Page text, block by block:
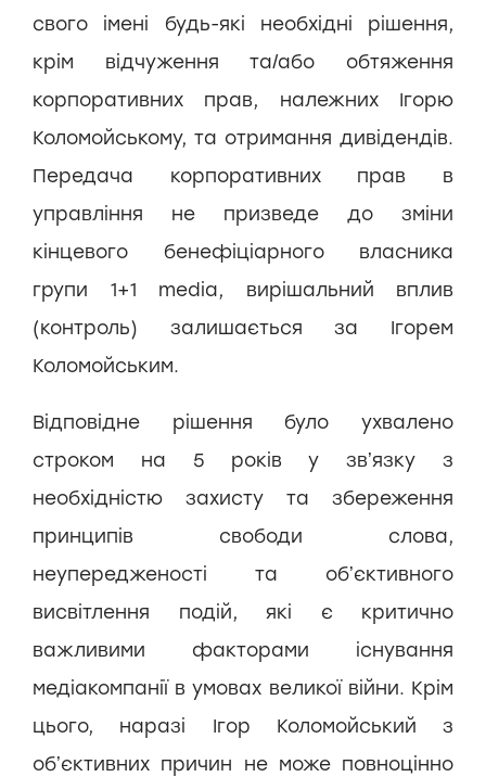
свого імені будь-які необхідні рішення,
крім відчуження та/або обтяження
корпоративних прав, належних Ігорю
Коломойському, та отримання дивідендів.
Передача корпоративних прав в
управління не призведе до зміни
кінцевого бенефіціарного власника
групи 1+1 media, вирішальний вплив
(контроль) залишається за Ігорем
Коломойським.
Відповідне рішення було ухвалено
строком на 5 років у звʼязку з
необхідністю захисту та збереження
принципів свободи слова,
неупередженості та обʼєктивного
висвітлення подій, які є критично
важливими факторами існування
медіакомпанії в умовах великої війни. Крім
цього, наразі Ігор Коломойський з
обʼєктивних причин не може повноцінно